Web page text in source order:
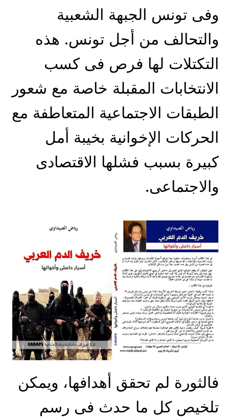
وفى تونس الجبهة الشعبية
والتحالف من أجل تونس. هذه
التكتلات لها فرص فى كسب
الانتخابات المقبلة خاصة مع شعور
الطبقات الاجتماعية المتعاطفة مع
الحركات الإخوانية بخيبة أمل
كبيرة بسبب فشلها الاقتصادى
والاجتماعى.
فالثورة لم تحقق أهدافها، ويمكن
تلخيص كل ما حدث فى رسم